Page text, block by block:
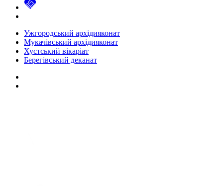
Ужгородський архідияконат
Мукачівський архідияконат
Хустський вікаріат
Берегівський деканат